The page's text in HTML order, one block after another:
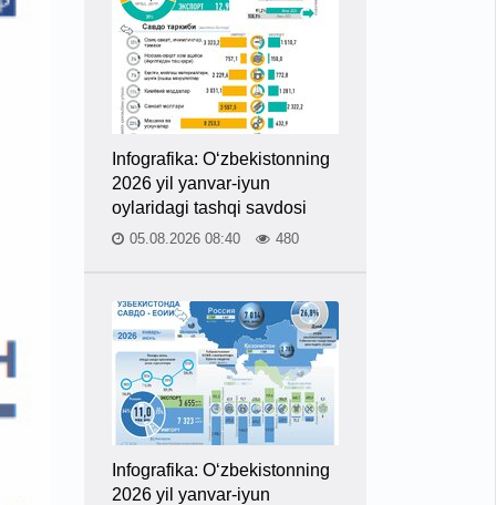
Infografika: O‘zbekistonning
2026 yil yanvar-iyun
oylaridagi tashqi savdosi
05.08.2026 08:40 480
Infografika: O‘zbekistonning
2026 yil yanvar-iyun